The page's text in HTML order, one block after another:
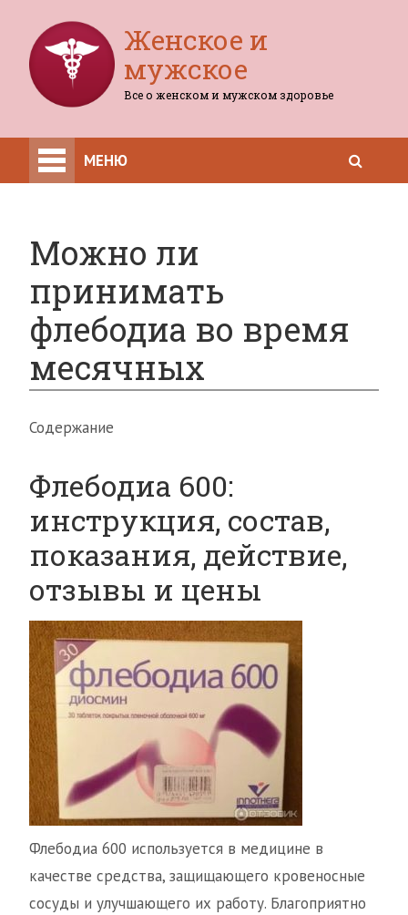
Женское и
мужское
Все о женском и мужском здоровье
МЕНЮ
Можно ли
принимать
флебодиа во время
месячных
Содержание
Флебодиа 600:
инструкция, состав,
показания, действие,
отзывы и цены
Флебодиа 600 используется в медицине в
качестве средства, защищающего кровеносные
сосуды и улучшающего их работу. Благоприятно